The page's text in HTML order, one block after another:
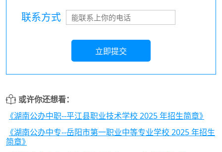
联系方式
立即提交
或许你还想看：
《湖南公办中职--平江县职业技术学校 2025 年招生简章》
《湖南公办中专--岳阳市第一职业中等专业学校 2025 年招生
简章》